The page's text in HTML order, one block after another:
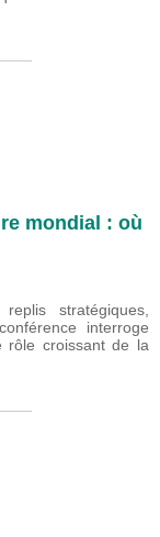
mondial : où
stratégiques,
interroge
rôle croissant de la